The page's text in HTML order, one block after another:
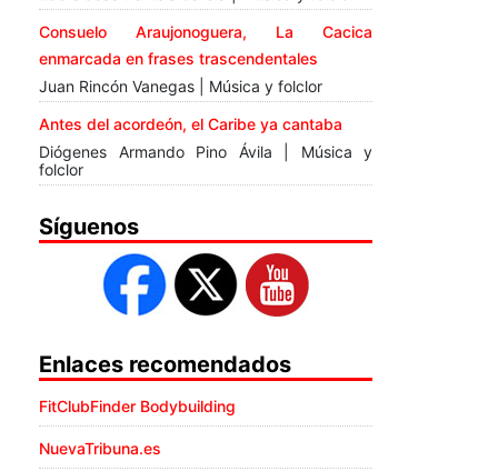
Consuelo Araujonoguera, La Cacica
enmarcada en frases trascendentales
Juan Rincón Vanegas | Música y folclor
Antes del acordeón, el Caribe ya cantaba
Diógenes Armando Pino Ávila | Música y
folclor
Síguenos
Enlaces recomendados
FitClubFinder Bodybuilding
NuevaTribuna.es